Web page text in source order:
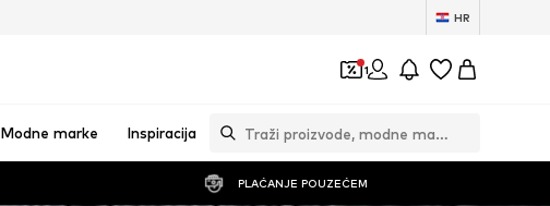
HR
1
Modne marke Inspiracija
PLAĆANJE POUZEĆEM